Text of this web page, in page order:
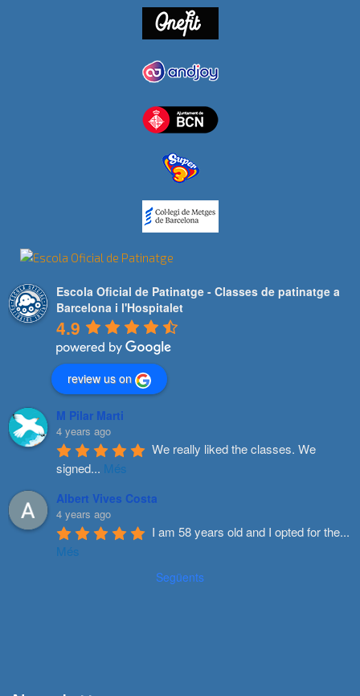
Escola Oficial de Patinatge - Classes de patinatge a
Barcelona i l'Hospitalet
4.9
review us on
M Pilar Marti
4 years ago
We really liked the classes. We
signed... Més
Albert Vives Costa
4 years ago
I am 58 years old and I opted for the...
Més
Següents